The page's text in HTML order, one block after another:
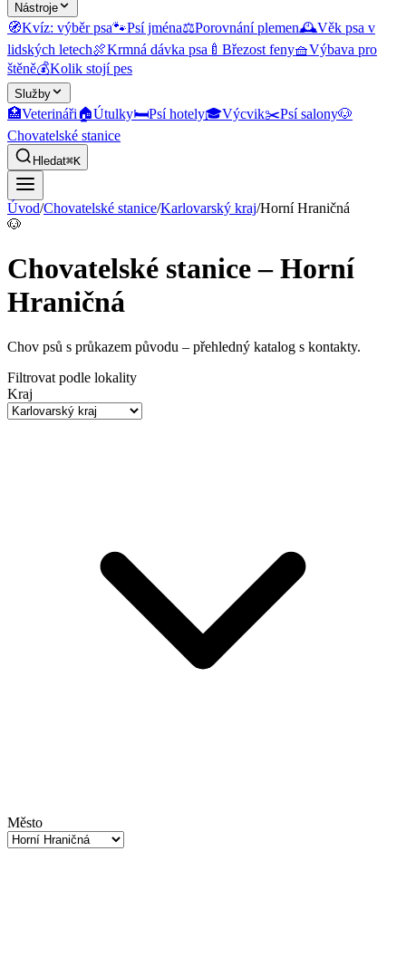
Nástroje
🧭Kvíz: výběr psa🐾Psí jména⚖️Porovnání plemen🕰️Věk psa v
lidských letech🍖Krmná dávka psa 🍼 Březost feny🧺Výbava pro
štěně💰Kolik stojí pes
Služby
🏥Veterináři🏠Útulky🛏️Psí hotely🎓Výcvik✂️Psí salony🐶
Chovatelské stanice
Hledat⌘K
Úvod/Chovatelské stanice/Karlovarský kraj/Horní Hraničná
🐶
Chovatelské stanice – Horní
Hraničná
Chov psů s průkazem původu – přehledný katalog s kontakty.
Filtrovat podle lokality
Kraj
Město